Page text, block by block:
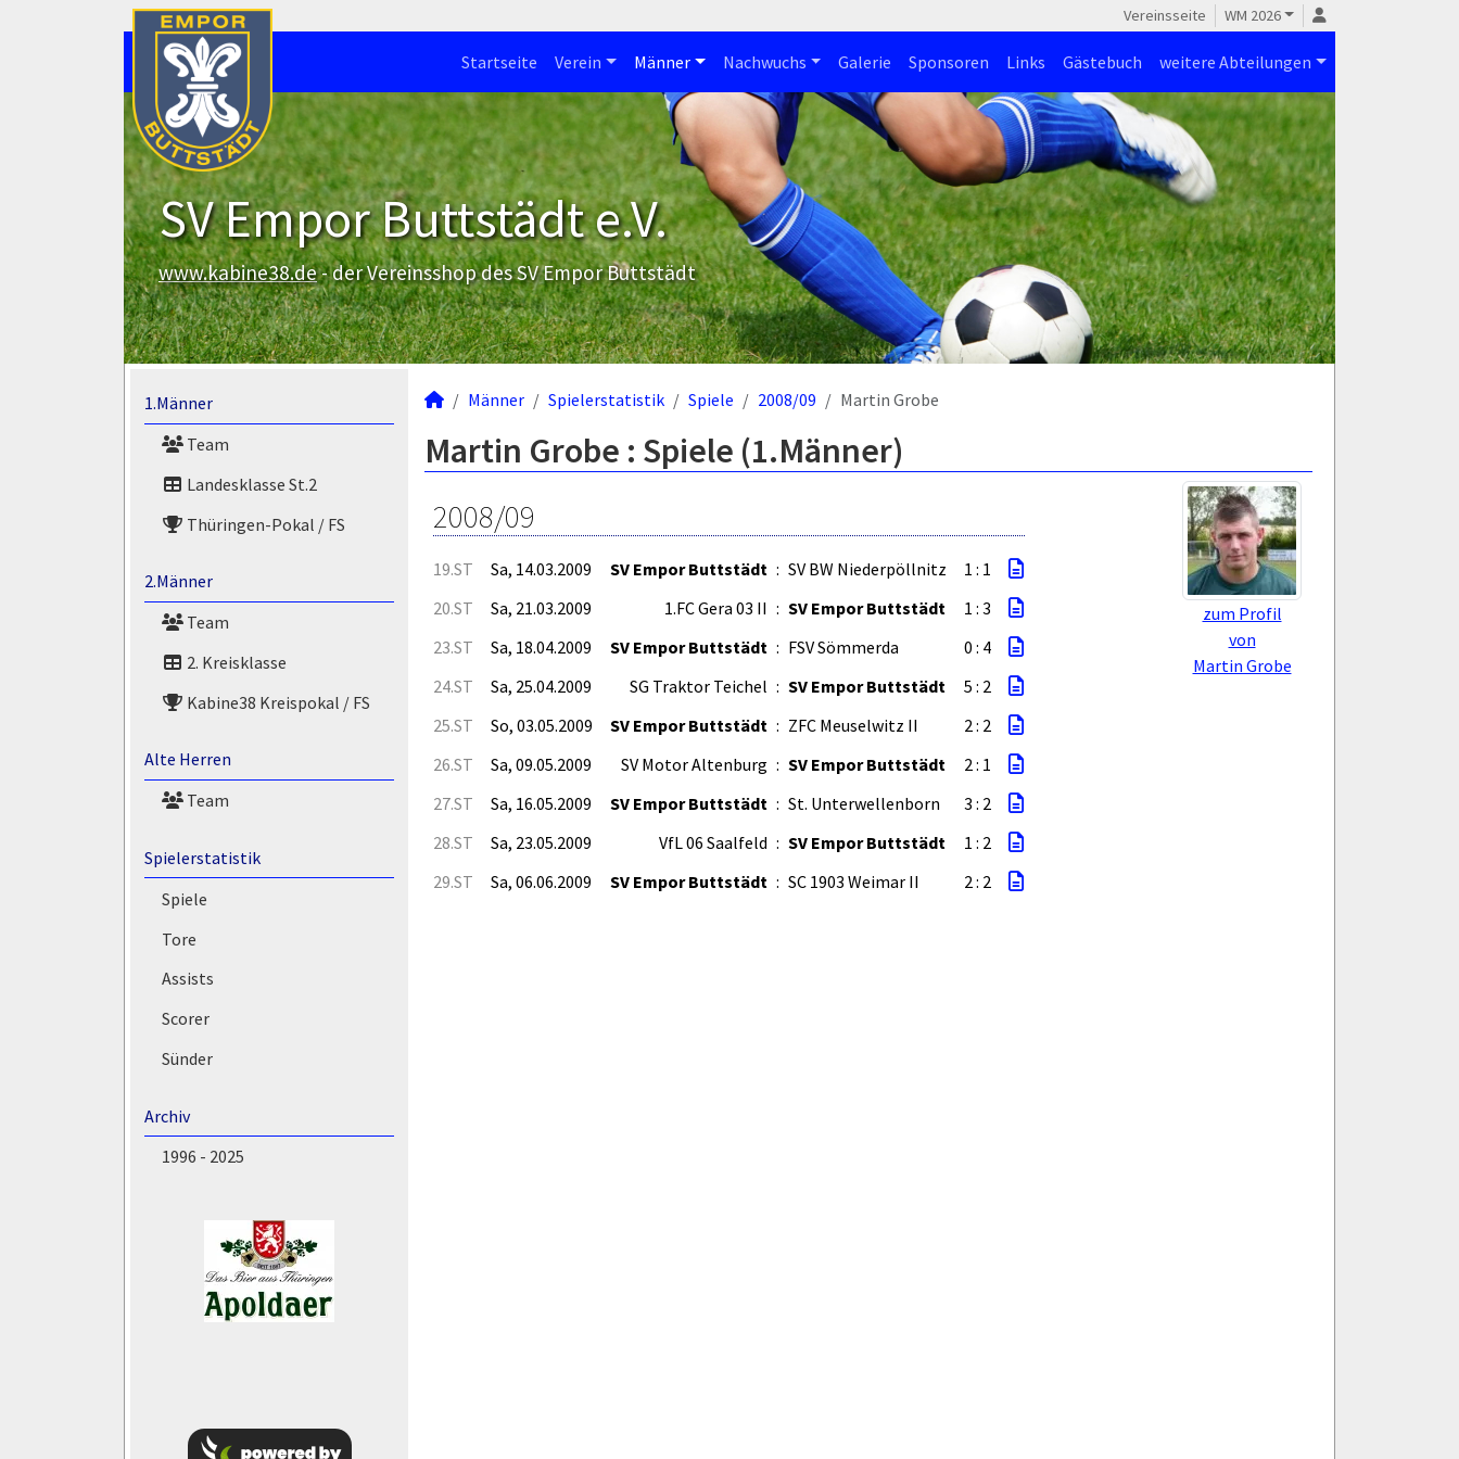
Vereinsseite WM 2026
Startseite Verein Männer Nachwuchs Galerie Sponsoren Links Gästebuch weitere Abteilungen
SV Empor Buttstädt e.V.
www.kabine38.de- der Vereinsshop des SV Empor Buttstädt
1.Männer
Team
Landesklasse St.2
Thüringen-Pokal / FS
2.Männer
Team
2. Kreisklasse
Kabine38 Kreispokal / FS
Alte Herren
Team
Spielerstatistik
Spiele
Tore
Assists
Scorer
Sünder
Archiv
1996 - 2025
Männer Spielerstatistik Spiele 2008/09 Martin Grobe
Martin Grobe : Spiele (1.Männer)
zum Profil
von
Martin Grobe
2008/09
19.ST Sa, 14.03.2009 SV Empor Buttstädt : SV BW Niederpöllnitz
1 : 1
20.ST
Sa, 21.03.2009 1.FC Gera 03 II : SV Empor Buttstädt
1 : 3
23.ST
Sa, 18.04.2009 SV Empor Buttstädt : FSV Sömmerda
0 : 4
24.ST
Sa, 25.04.2009 SG Traktor Teichel : SV Empor Buttstädt
5 : 2
25.ST
So, 03.05.2009 SV Empor Buttstädt : ZFC Meuselwitz II
2 : 2
26.ST
Sa, 09.05.2009 SV Motor Altenburg : SV Empor Buttstädt
2 : 1
27.ST
Sa, 16.05.2009 SV Empor Buttstädt : St. Unterwellenborn
3 : 2
28.ST
Sa, 23.05.2009 VfL 06 Saalfeld : SV Empor Buttstädt
1 : 2
29.ST
Sa, 06.06.2009 SV Empor Buttstädt : SC 1903 Weimar II 2 : 2